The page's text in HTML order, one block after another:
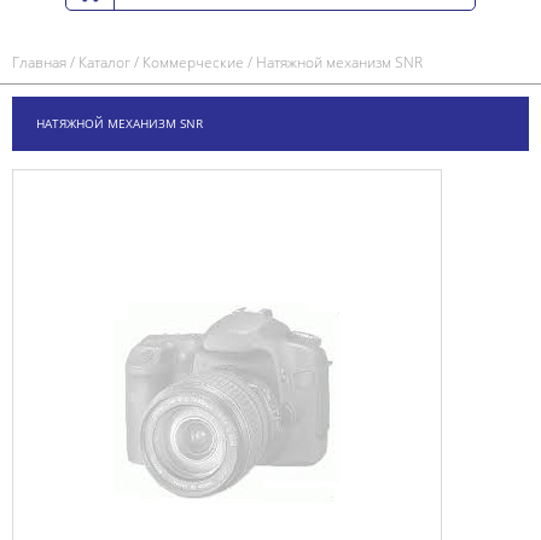
Главная/ Каталог/ Коммерческие / Натяжной механизм SNR
НАТЯЖНОЙ МЕХАНИЗМ SNR